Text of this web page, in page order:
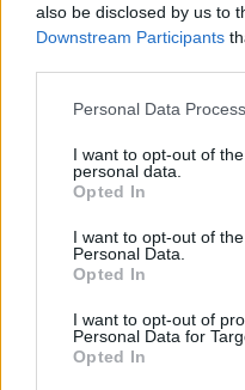
also be disclosed by us to
Downstream Participants
Please note that this
not limited to your visit or
grant or deny consent to
use your data for below
consent section.
Personal Data
I want to opt-out of
personal data.
Opted In
I want to opt-out of
Personal Data.
Opted In
I want to opt-out of
Personal Data for
Opted In
Perché l’Italia perde le
Roberto Capelli · 8 Ago 2026
MATERNITÀ E GRAVIDANZA